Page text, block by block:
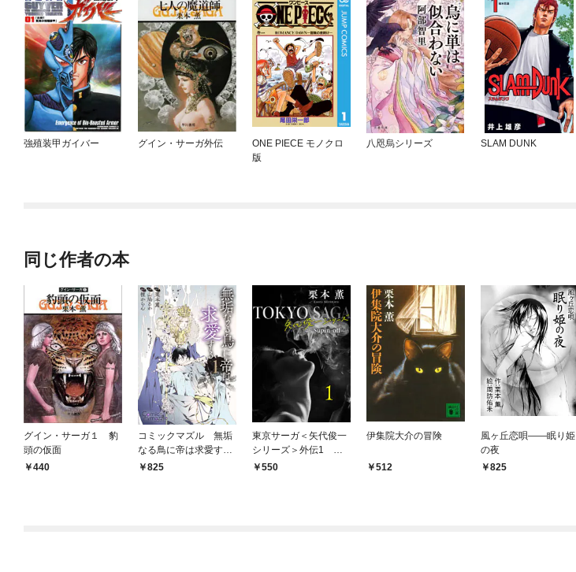
強殖装甲ガイバー グイン・サーガ外伝
ONE PIECE モノクロ
版
八咫烏シリーズ SLAM DUNK
同じ作者の本
グイン・サーガ１ 豹
頭の仮面
440
コミックマズル 無垢
なる鳥に帝は求愛する
1 825
東京サーガ＜矢代俊一
シリーズ＞外伝1 テ
ンダリー（1）
550
伊集院大介の冒険
512
風ヶ丘恋唄——眠り姫
の夜
825